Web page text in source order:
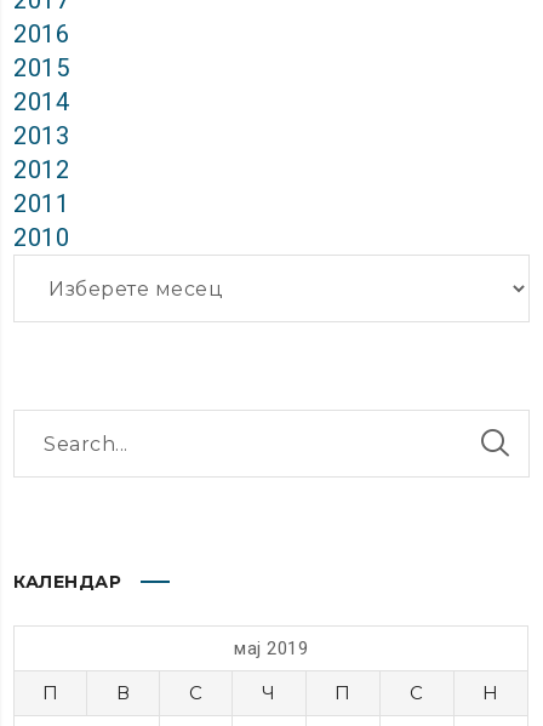
2016
2015
2014
2013
2012
2011
2010
КАЛЕНДАР
мај 2019
П В С Ч П С Н